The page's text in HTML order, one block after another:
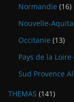
Normandie (16)
Nouvelle-
Occitanie (13)
Pays de la Loire
Sud Provence
THEMAS (141)